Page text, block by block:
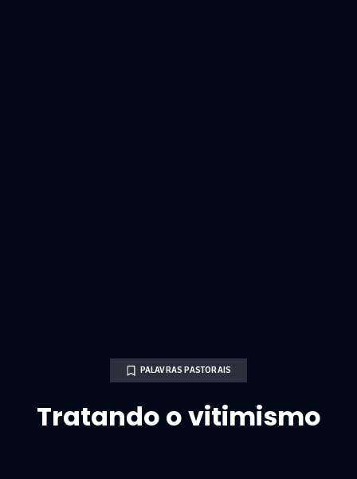
PALAVRAS PASTORAIS
Tratando o vitimismo